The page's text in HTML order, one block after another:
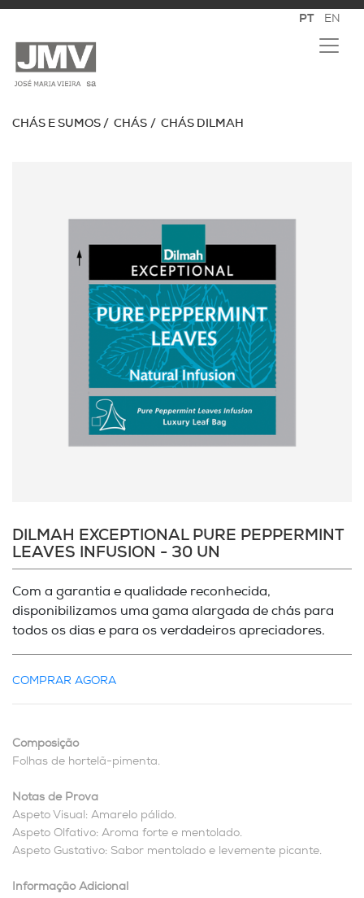
CHÁS E SUMOS CHÁS CHÁS DILMAH
DILMAH EXCEPTIONAL PURE PEPPERMINT
LEAVES INFUSION - 30 UN
Com a garantia e qualidade reconhecida,
disponibilizamos uma gama alargada de chás para
todos os dias e para os verdadeiros apreciadores.
COMPRAR AGORA
Composição
Folhas de hortelã-pimenta.
Notas de Prova
Aspeto Visual: Amarelo pálido.
Aspeto Olfativo: Aroma forte e mentolado.
Aspeto Gustativo: Sabor mentolado e levemente picante.
Informação Adicional